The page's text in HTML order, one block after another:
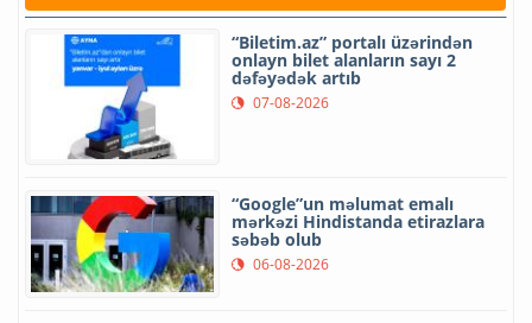
“Biletim.az” portalı üzərindən
onlayn bilet alanların sayı 2
dəfəyədək artıb
07-08-2026
“Google”un məlumat emalı
mərkəzi Hindistanda etirazlara
səbəb olub
06-08-2026